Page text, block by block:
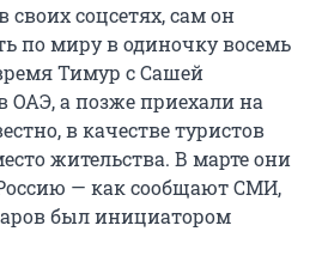
соцсетях, сам он
по миру в одиночку восемь
Тимур с Сашей
а позже приехали на
в качестве туристов
жительства. В марте они
— как сообщают СМИ,
был инициатором